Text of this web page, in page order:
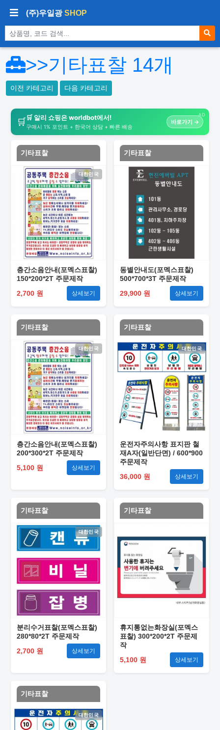
(주)우일광SHOP
상품 검색
>>기타표찰 14개
이전 카테고리 다음 카테고리
AD
🛒🛒 알리 쇼핑은 worldbot에서!
구매시 1% 포인트 + 한국어 상담 + 빠른 배송
바로가기 →
기타표찰
대한민국
층간소음안내(포멕스표찰)
150*200*2T 주문제작
2,700 원
상세보기
기타표찰
동별안내도(포멕스표찰)
500*700*3T 주문제작
29,900 원
상세보기
기타표찰
대한민국
층간소음안내(포멕스표찰)
200*300*2T 주문제작
5,100 원
상세보기
기타표찰
대한민국
운전자주의사항 표지판 철
재A자(일반단면) / 600*900
주문제작
36,000 원
상세보기
기타표찰
대한민국
분리수거표찰(포멕스표찰)
280*80*2T 주문제작
2,700 원
상세보기
기타표찰
휴지통없는화장실(포멕스
표찰) 300*200*2T 주문제
작
5,100 원
상세보기
기타표찰
대한민국